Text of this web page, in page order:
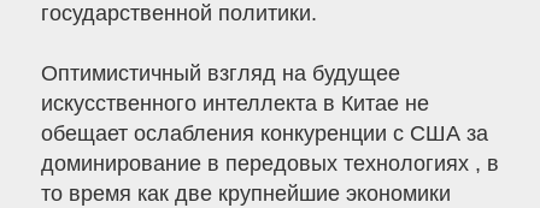
государственной политики.
Оптимистичный взгляд на будущее
искусственного интеллекта в Китае не
обещает ослабления конкуренции с США за
доминирование в передовых технологиях , в
то время как две крупнейшие экономики